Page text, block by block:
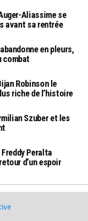
Aliassime se
avant sa rentrée
en pleurs,
combat
Robinson le
riche de l’histoire
Szuber et les
Freddy Peralta
d’un espoir